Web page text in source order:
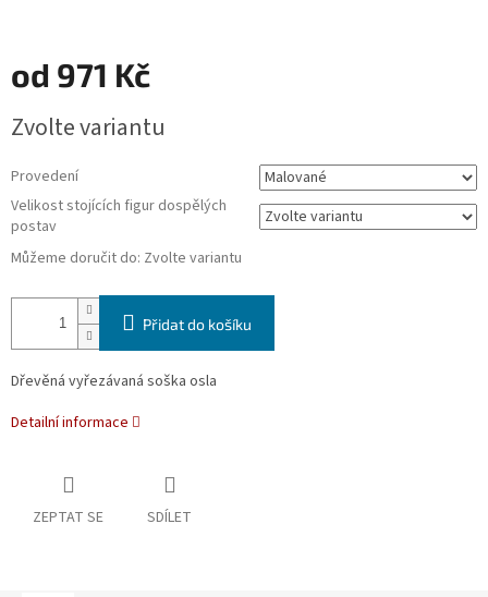
od 971 Kč
cena:
Zvolte variantu
Provedení
Velikost stojících figur dospělých
postav
Můžeme doručit do: Zvolte variantu
Přidat do košíku
Dřevěná vyřezávaná soška osla
Detailní informace
ZEPTAT SE SDÍLET